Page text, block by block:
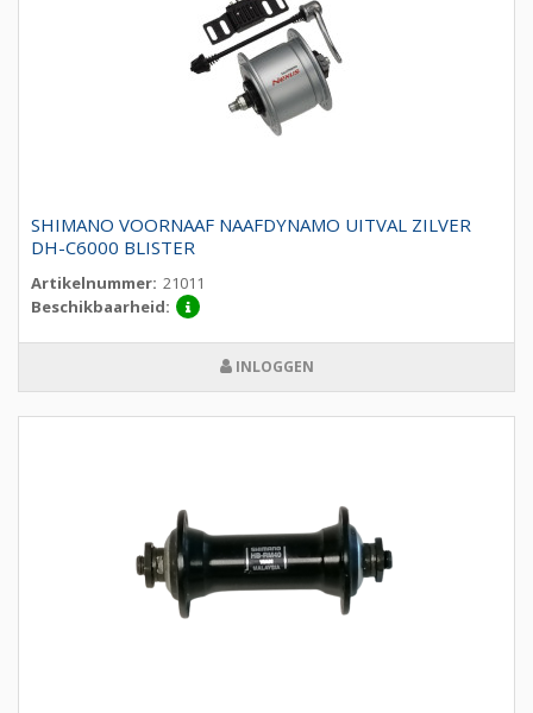
SHIMANO VOORNAAF NAAFDYNAMO UITVAL ZILVER
DH-C6000 BLISTER
Artikelnummer: 21011
Beschikbaarheid:
INLOGGEN